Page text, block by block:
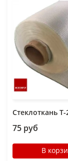
Стеклоткань Т-
75 руб
В